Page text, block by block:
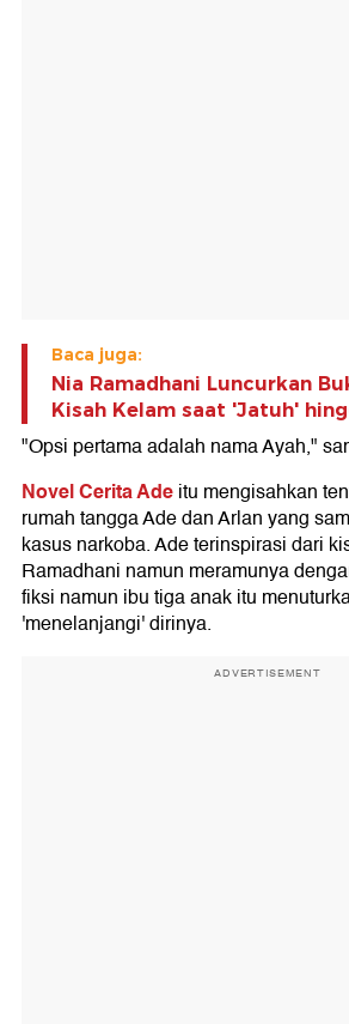
Baca juga:
Nia Ramadhani Luncurkan
Kisah Kelam saat 'Jatuh'
"Opsi pertama adalah nama Ayah,"
Novel Cerita Adeitu mengisahkan
rumah tangga Ade dan Arlan yang
kasus narkoba. Ade terinspirasi dari
Ramadhani namun meramunya
fiksi namun ibu tiga anak itu
'menelanjangi' dirinya.
ADVERTISEMENT